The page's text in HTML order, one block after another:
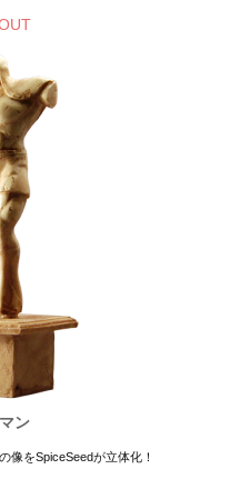
ン
像をSpiceSeedが立体化！